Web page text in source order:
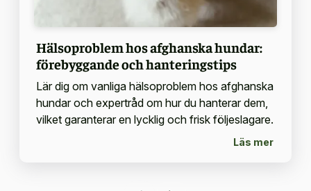
Hälsoproblem hos afghanska hundar:
förebyggande och hanteringstips
Lär dig om vanliga hälsoproblem hos afghanska
hundar och expertråd om hur du hanterar dem,
vilket garanterar en lycklig och frisk följeslagare.
Läs mer